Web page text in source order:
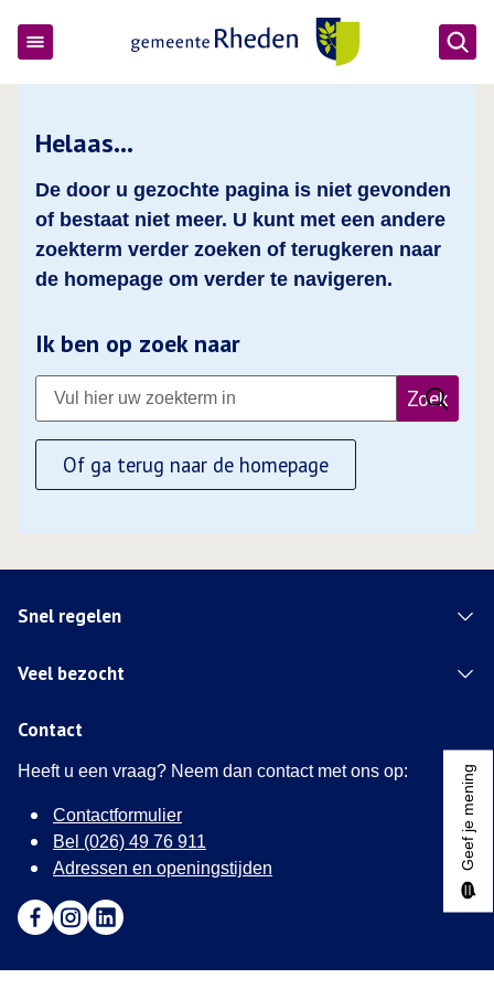
Helaas…
De door u gezochte pagina is niet gevonden
of bestaat niet meer. U kunt met een andere
zoekterm verder zoeken of terugkeren naar
de homepage om verder te navigeren.
Ik ben op zoek naar
Zoek
Of ga terug naar de homepage
Snel regelen
Veel bezocht
Contact
Heeft u een vraag? Neem dan contact met ons op:
Contactformulier
Bel (026) 49 76 911
Adressen en openingstijden
Geef je mening